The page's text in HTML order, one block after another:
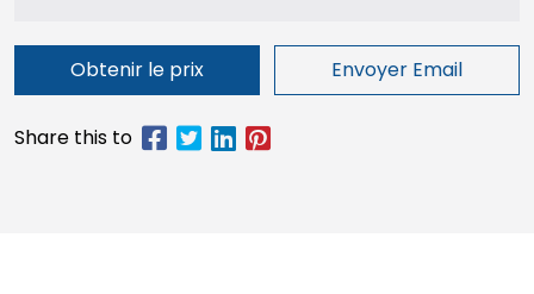
Obtenir le prix Envoyer Email